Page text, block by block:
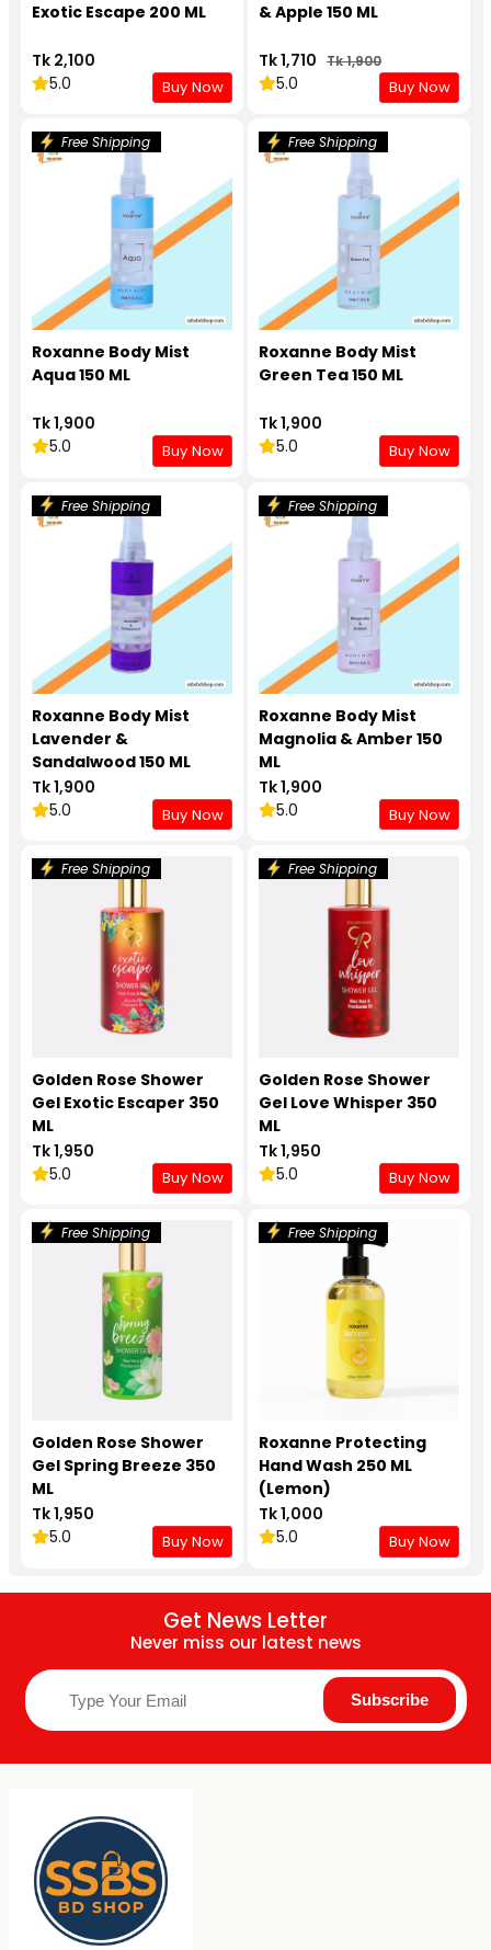
Exotic Escape 200 ML
Tk 2,100
5.0
Buy Now
& Apple 150 ML
Tk 1,710 Tk 1,900
5.0 Buy Now
Free Shipping
Roxanne Body Mist
Aqua 150 ML
Tk 1,900
5.0
Buy Now
Free Shipping
Roxanne Body Mist
Green Tea 150 ML
Tk 1,900
5.0
Buy Now
Free Shipping
Roxanne Body Mist
Lavender &
Sandalwood 150 ML
Tk 1,900
5.0
Buy Now
Free Shipping
Roxanne Body Mist
Magnolia & Amber 150
ML
Tk 1,900
5.0
Buy Now
Free Shipping
Golden Rose Shower
Gel Exotic Escaper 350
ML
Tk 1,950
5.0
Buy Now
Free Shipping
Golden Rose Shower
Gel Love Whisper 350
ML
Tk 1,950
5.0
Buy Now
Free Shipping
Golden Rose Shower
Gel Spring Breeze 350
ML
Tk 1,950
5.0
Buy Now
Free Shipping
Roxanne Protecting
Hand Wash 250 ML
(Lemon)
Tk 1,000
5.0
Buy Now
Get News Letter
Never miss our latest news